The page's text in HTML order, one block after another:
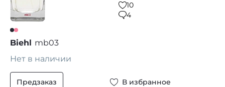
10
4
Biehl mb03
Нет в наличии
Предзаказ В избранное